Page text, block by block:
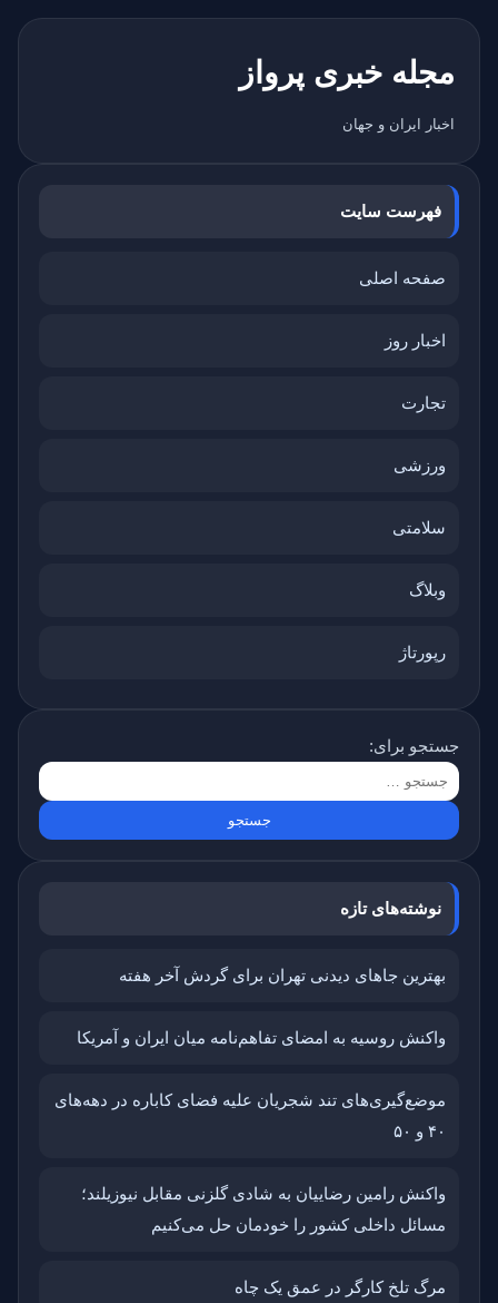
مجله خبری پرواز
اخبار ایران و جهان
فهرست سایت
صفحه اصلی
اخبار روز
تجارت
ورزشی
سلامتی
وبلاگ
رپورتاژ
جستجو برای:
نوشته‌های تازه
بهترین جاهای دیدنی تهران برای گردش آخر هفته
واکنش روسیه به امضای تفاهم‌نامه میان ایران و آمریکا
موضع‌گیری‌های تند شجریان علیه فضای کاباره در دهه‌های
۴۰ و ۵۰
واکنش رامین رضاییان به شادی گلزنی مقابل نیوزیلند؛
مسائل داخلی کشور را خودمان حل می‌کنیم
مرگ تلخ کارگر در عمق یک چاه